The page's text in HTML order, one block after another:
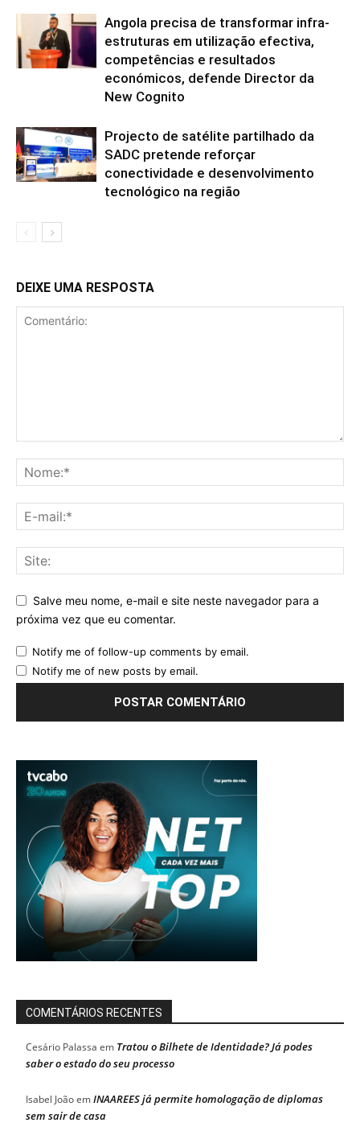
Angola precisa de transformar infra-
estruturas em utilização efectiva,
competências e resultados
económicos, defende Director da
New Cognito
Projecto de satélite partilhado da
SADC pretende reforçar
conectividade e desenvolvimento
tecnológico na região
DEIXE UMA RESPOSTA
Salve meu nome, e-mail e site neste navegador para a
próxima vez que eu comentar.
Notify me of follow-up comments by email.
Notify me of new posts by email.
COMENTÁRIOS RECENTES
Cesário Palassa em Tratou o Bilhete de Identidade? Já podes
saber o estado do seu processo
Isabel JoãoemINAAREES já permite homologação de diplomas
sem sair de casa